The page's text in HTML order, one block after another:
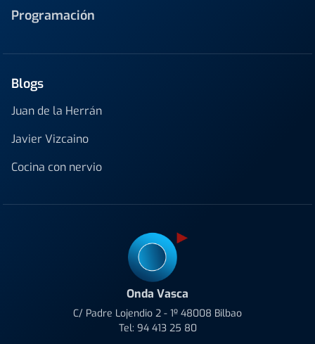
Programación
Blogs
Juan de la Herrán
Javier Vizcaino
Cocina con nervio
Onda Vasca
C/ Padre Lojendio 2 - 1º 48008 Bilbao
Tel: 94 413 25 80